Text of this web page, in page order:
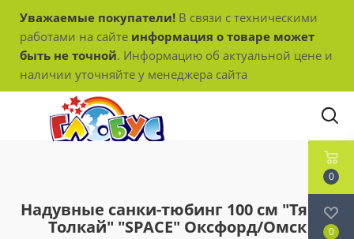
Уважаемые покупатели! В связи с техническими
работами на сайте информация о товаре может
быть не точной. Информацию об актуальной цене и
наличии уточняйте у менеджера сайта
Надувные санки-тюбинг 100 см "Тяни-
Толкай" "SPACE" Оксфорд/Омск
0
0